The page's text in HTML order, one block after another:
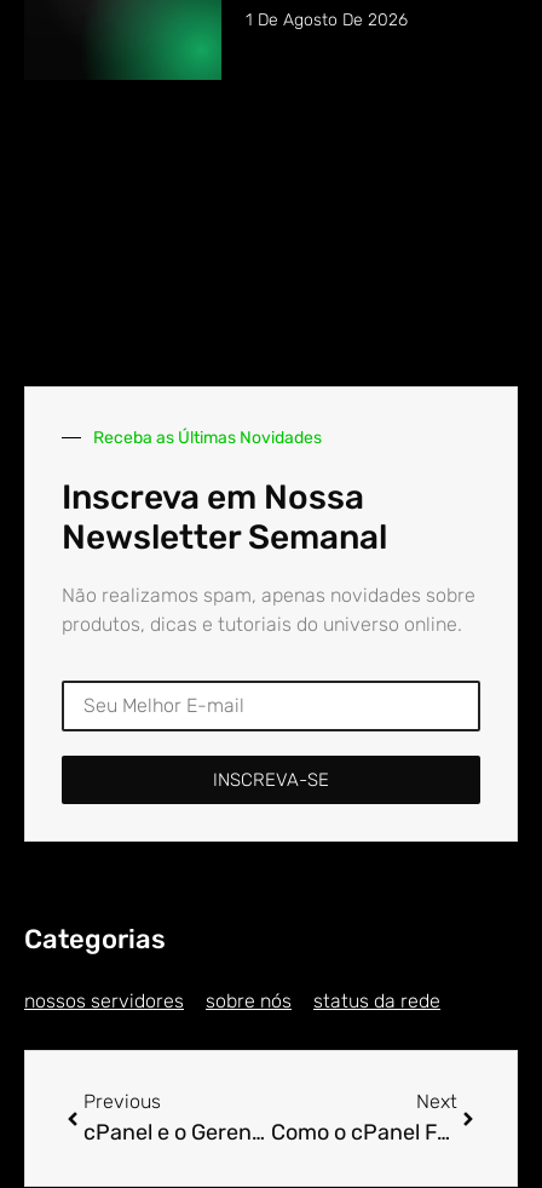
1 De Agosto De 2026
Receba as Últimas Novidades
Inscreva em Nossa
Newsletter Semanal
Não realizamos spam, apenas novidades sobre
produtos, dicas e tutoriais do universo online.
INSCREVA-SE
Categorias
nossos servidores sobre nós status da rede
Previous
cPanel e o Gerenciamento de Certificados Digitais.
Next
Como o cPanel Facilita a Integração Contínua (CI).